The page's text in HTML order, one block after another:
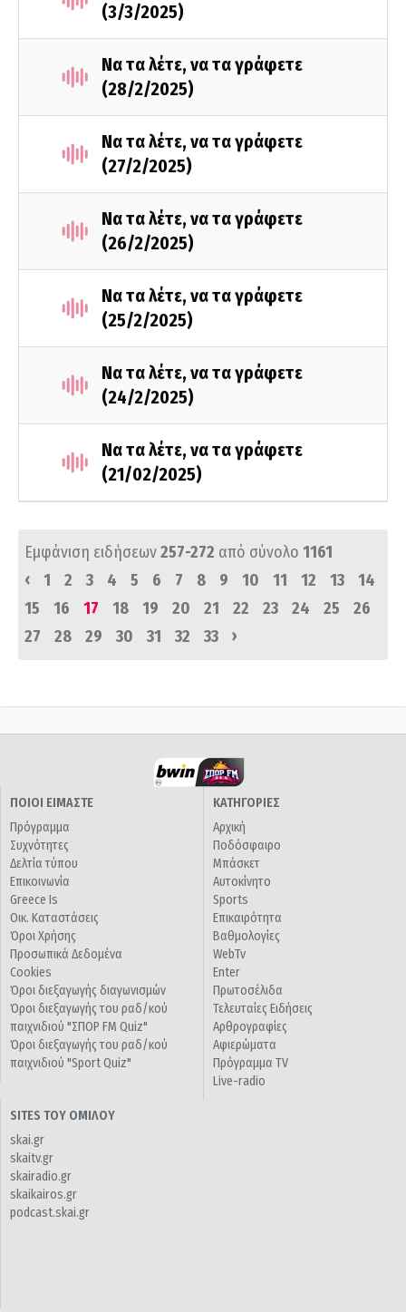
(3/3/2025)
Να τα λέτε, να τα γράφετε
(28/2/2025)
Να τα λέτε, να τα γράφετε
(27/2/2025)
Να τα λέτε, να τα γράφετε
(26/2/2025)
Να τα λέτε, να τα γράφετε
(25/2/2025)
Να τα λέτε, να τα γράφετε
(24/2/2025)
Να τα λέτε, να τα γράφετε
(21/02/2025)
Εμφάνιση ειδήσεων257-272 από σύνολο 1161
‹
1 2 3 4 5 6 7 8 9 10 11 12 13
14
15
16 17 18 19 20 21 22 23 24 25
26
27
28 29 30 31 32 33 ›
ΠΟΙΟΙ ΕΙΜΑΣΤΕ
Πρόγραμμα
Συχνότητες
Δελτία τύπου
Επικοινωνία
Greece Is
Οικ. Καταστάσεις
Όροι Χρήσης
Προσωπικά Δεδομένα
Cookies
Όροι διεξαγωγής διαγωνισμών
Όροι διεξαγωγής του ραδ/κού
παιχνιδιού "ΣΠΟΡ FM Quiz"
Όροι διεξαγωγής του ραδ/κού
παιχνιδιού "Sport Quiz"
ΚΑΤΗΓΟΡΙΕΣ
Αρχική
Ποδόσφαιρο
Μπάσκετ
Αυτοκίνητο
Sports
Επικαιρότητα
Βαθμολογίες
WebTv
Enter
Πρωτοσέλιδα
Τελευταίες Ειδήσεις
Αρθρογραφίες
Αφιερώματα
Πρόγραμμα TV
Live-radio
SITES ΤΟΥ ΟΜΙΛΟΥ
skai.gr
skaitv.gr
skairadio.gr
skaikairos.gr
podcast.skai.gr